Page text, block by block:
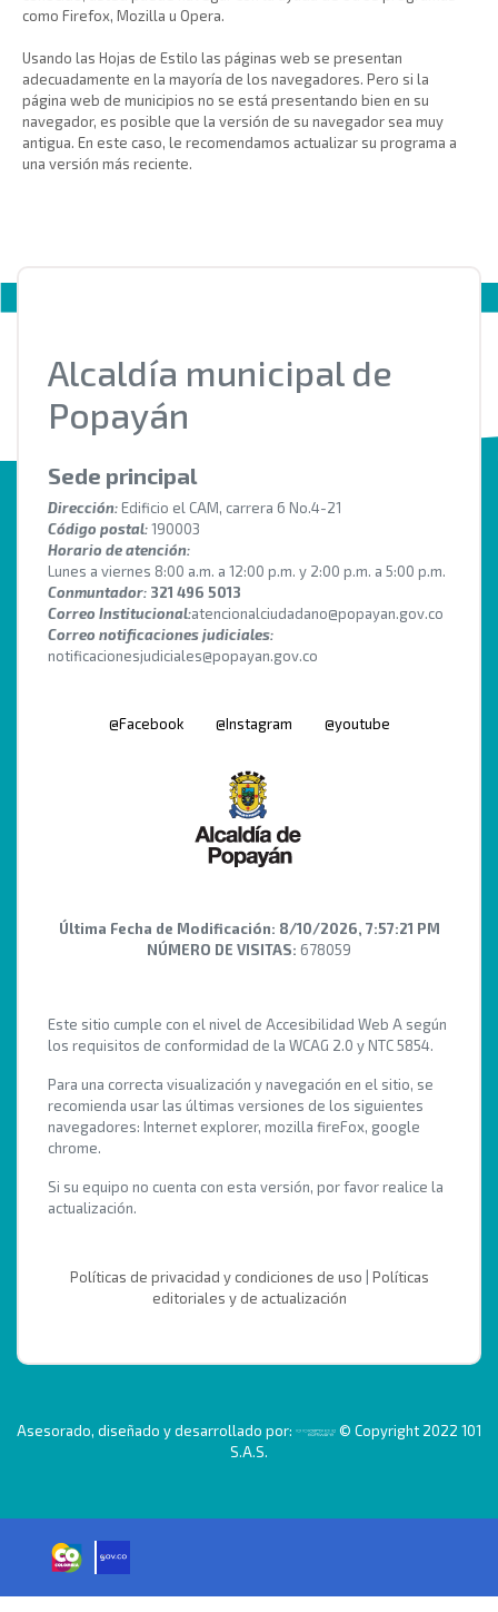
como Firefox, Mozilla u Opera.
Usando las Hojas de Estilo las páginas web se presentan
adecuadamente en la mayoría de los navegadores. Pero si la
página web de municipios no se está presentando bien en su
navegador, es posible que la versión de su navegador sea muy
antigua. En este caso, le recomendamos actualizar su programa a
una versión más reciente.
Alcaldía municipal de
Popayán
Sede principal
Dirección: Edificio el CAM, carrera 6 No.4-21
Código postal:190003
Horario de atención:
Lunes a viernes 8:00 a.m. a 12:00 p.m. y 2:00 p.m. a 5:00 p.m.
Conmuntador: 321 496 5013
Correo Institucional:atencionalciudadano@popayan.gov.co
Correo notificaciones judiciales:
notificacionesjudiciales@popayan.gov.co
@Facebook @Instagram @youtube
Última Fecha de Modificación: 8/10/2026, 7:57:21 PM
NÚMERO DE VISITAS: 678059
Este sitio cumple con el nivel de Accesibilidad Web A según
los requisitos de conformidad de la WCAG 2.0 y NTC 5854.
Para una correcta visualización y navegación en el sitio, se
recomienda usar las últimas versiones de los siguientes
navegadores: Internet explorer, mozilla fireFox, google
chrome.
Si su equipo no cuenta con esta versión, por favor realice la
actualización.
Políticas de privacidad y condiciones de uso
Políticas
editoriales y de actualización
Asesorado, diseñado y desarrollado por:
© Copyright 2022 101
S.A.S.